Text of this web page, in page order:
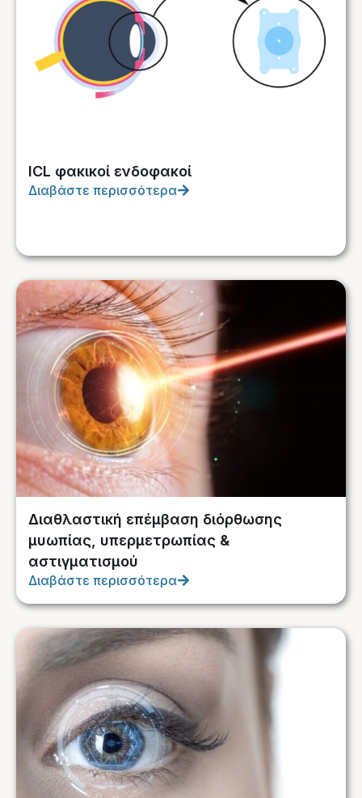
ICL φακικοί ενδοφακοί
Διαβάστε περισσότερα
Διαθλαστική επέμβαση διόρθωσης
μυωπίας, υπερμετρωπίας &
αστιγματισμού
Διαβάστε περισσότερα